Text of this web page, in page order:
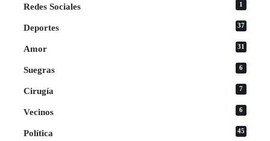
Redes Sociales 1
Deportes 37
Amor 31
Suegras 6
Cirugía 7
Vecinos 6
Política 45